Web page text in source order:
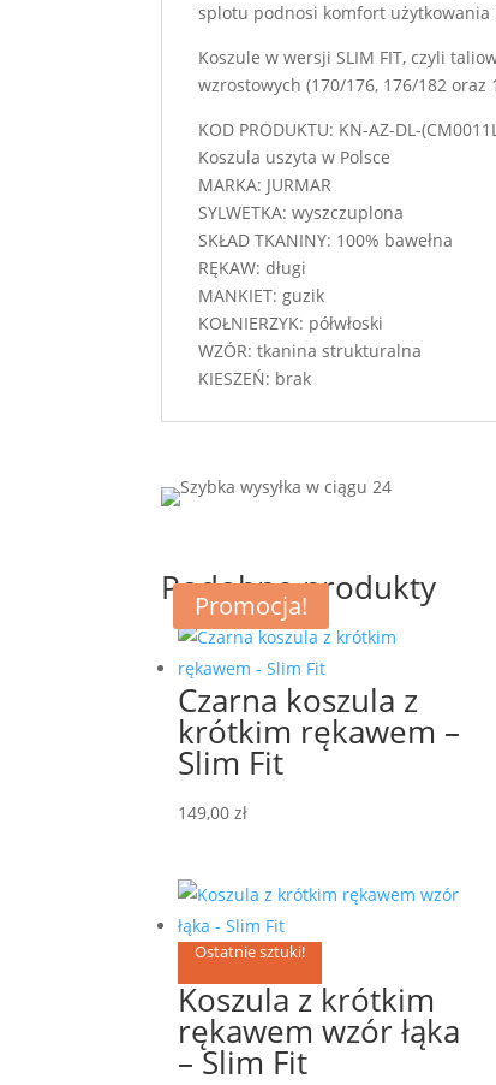
splotu podnosi komfort
Koszule w wersji SLIM FIT, czyli
wzrostowych (170/176, 176/182 oraz
KOD PRODUKTU: KN-AZ-DL-
Koszula uszyta w Polsce
MARKA: JURMAR
SYLWETKA: wyszczuplona
SKŁAD TKANINY: 100% bawełna
RĘKAW: długi
MANKIET: guzik
KOŁNIERZYK: półwłoski
WZÓR: tkanina strukturalna
KIESZEŃ: brak
Podobne produkty
Czarna koszula z
krótkim rękawem –
Slim Fit
149,00zł
Promocja!
Ostatnie sztuki!
Koszula z krótkim
rękawem wzór łąka
– Slim Fit